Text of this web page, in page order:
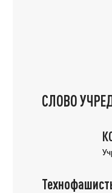
СЛОВО